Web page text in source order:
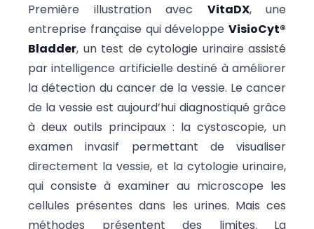
Première illustration avec VitaDX, une
entreprise française qui développe VisioCyt®
Bladder, un test de cytologie urinaire assisté
par intelligence artificielle destiné à améliorer
la détection du cancer de la vessie. Le cancer
de la vessie est aujourd’hui diagnostiqué grâce
à deux outils principaux : la cystoscopie, un
examen invasif permettant de visualiser
directement la vessie, et la cytologie urinaire,
qui consiste à examiner au microscope les
cellules présentes dans les urines. Mais ces
méthodes présentent des limites. La